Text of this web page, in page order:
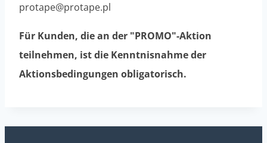
protape@protape.pl
Für Kunden, die an der "PROMO"-Aktion
teilnehmen, ist die Kenntnisnahme der
Aktionsbedingungen obligatorisch.